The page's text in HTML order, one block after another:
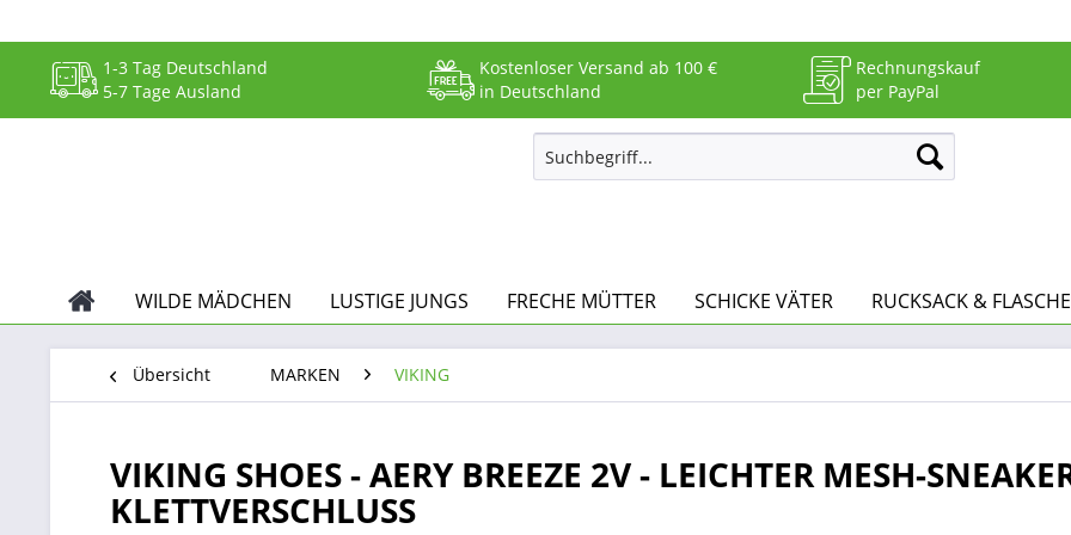
1-3 Tag Deutschland
5-7 Tage Ausland
Kostenloser Versand ab 100 €
in Deutschland
Rechnungskauf
per PayPal
WILDE MÄDCHEN LUSTIGE JUNGS FRECHE MÜTTER SCHICKE VÄTER RUCKSACK & FLASCHE
Übersicht MARKEN VIKING
VIKING SHOES - AERY BREEZE 2V - LEICHTER MESH-
KLETTVERSCHLUSS